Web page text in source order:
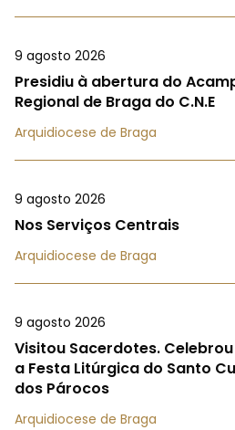
9 agosto 2026
Presidiu à abertura do
Regional de Braga do C.N.E
Arquidiocese de Braga
9 agosto 2026
Nos Serviços Centrais
Arquidiocese de Braga
9 agosto 2026
Visitou Sacerdotes.
a Festa Litúrgica do Santo
dos Párocos
Arquidiocese de Braga